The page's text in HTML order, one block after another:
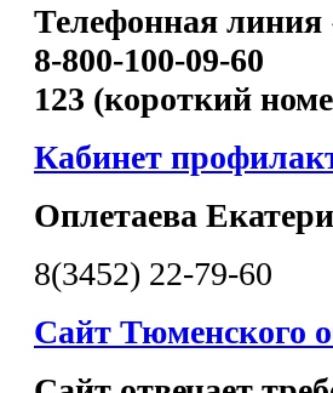
Телефонная линия
8-800-100-09-60
123 (короткий
Кабинет
Оплетаева
8(3452) 22-79-60
Сайт Тюменского